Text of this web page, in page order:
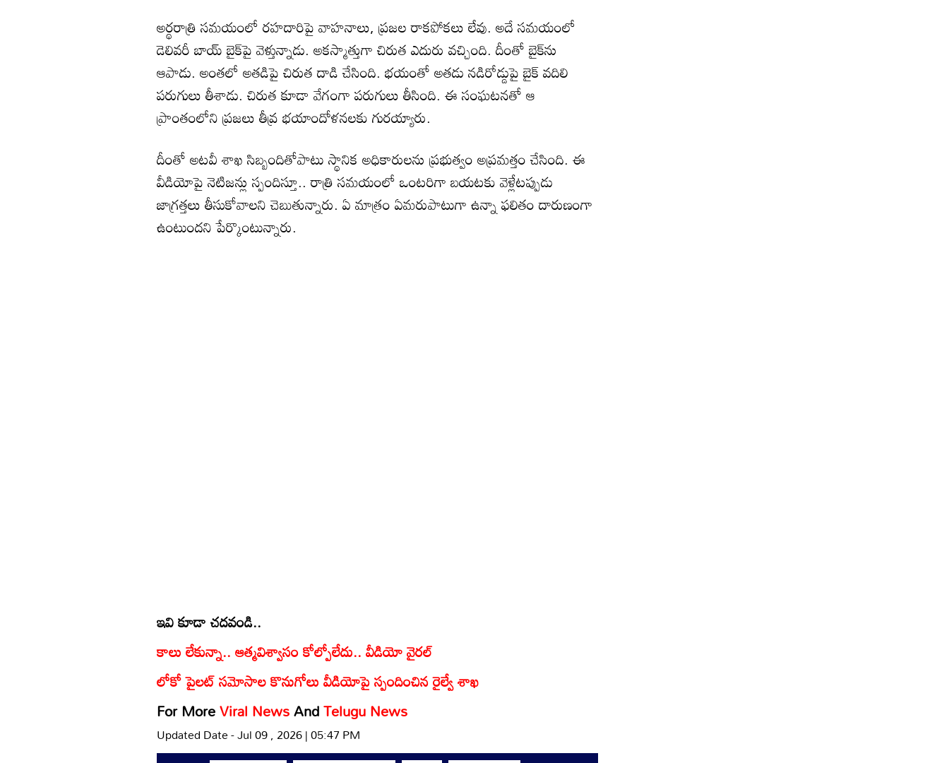
అర్థరాత్రి సమయంలో రహదారిపై వాహనాలు, ప్రజల రాకపోకలు లేవు. అదే సమయంలో
డెలివరీ బాయ్ బైక్‌పై వెళ్తున్నాడు. అకస్మాత్తుగా చిరుత ఎదురు వచ్చింది. దీంతో బైక్‌ను
ఆపాడు. అంతలో అతడిపై చిరుత దాడి చేసింది. భయంతో అతడు నడిరోడ్డుపై బైక్ వదిలి
పరుగులు తీశాడు. చిరుత కూడా వేగంగా పరుగులు తీసింది. ఈ సంఘటనతో ఆ
ప్రాంతంలోని ప్రజలు తీవ్ర భయాందోళనలకు గురయ్యారు.
దీంతో అటవీ శాఖ సిబ్బందితోపాటు స్థానిక అధికారులను ప్రభుత్వం అప్రమత్తం చేసింది. ఈ
వీడియోపై నెటిజన్లు స్పందిస్తూ.. రాత్రి సమయంలో ఒంటరిగా బయటకు వెళ్లేటప్పుడు
జాగ్రత్తలు తీసుకోవాలని చెబుతున్నారు. ఏ మాత్రం ఏమరుపాటుగా ఉన్నా ఫలితం దారుణంగా
ఉంటుందని పేర్కొంటున్నారు.
ఇవి కూడా చదవండి..
కాలు లేకున్నా.. ఆత్మవిశ్వాసం కోల్పోలేదు.. వీడియో వైరల్
లోకో పైలట్ సమోసాల కొనుగోలు వీడియోపై స్పందించిన రైల్వే శాఖ
For MoreViral NewsAndTelugu News
Updated Date - Jul 09 , 2026 | 05:47 PM